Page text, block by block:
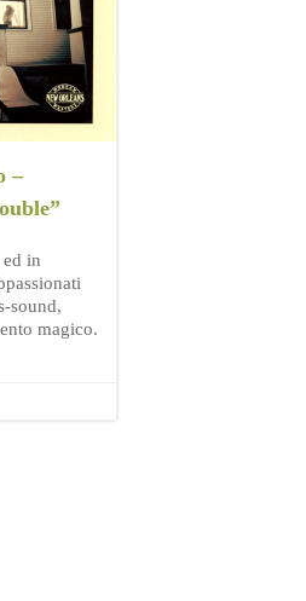
–
in
sound,
magico.